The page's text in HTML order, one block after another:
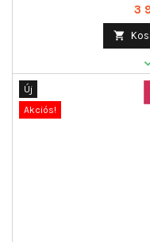
Ár
3

Új
Akciós!